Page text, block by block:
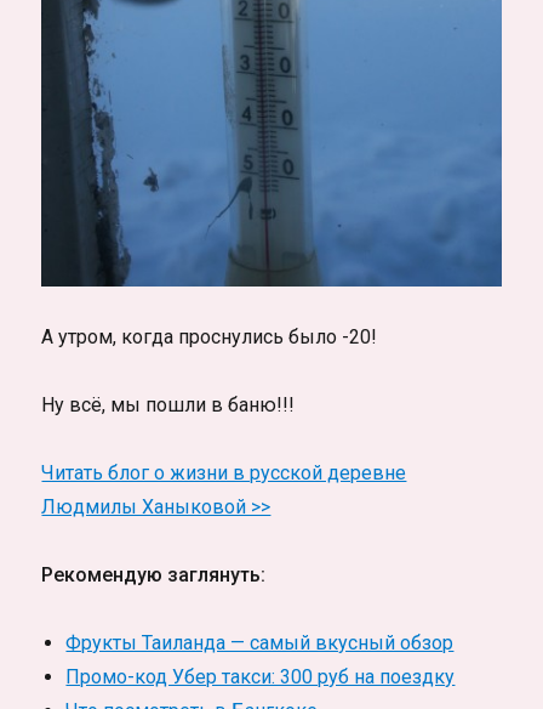
А утром, когда проснулись было -20!
Ну всё, мы пошли в баню!!!
Читать блог о жизни в русской деревне
Людмилы Ханыковой >>
Рекомендую заглянуть:
Фрукты Таиланда — самый вкусный обзор
Промо-код Убер такси: 300 руб на поездку